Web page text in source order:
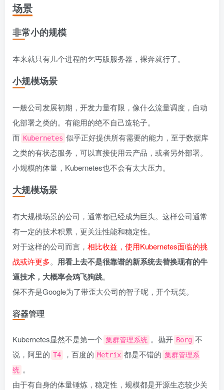
场景
非常小的规模
本来就只有几个进程的乞丐版服务器，裸奔就行了。
小规模场景
一般公司发展初期，开发力量有限，像什么流量调度，自动
化部署之类的。有能用的绝不自己造轮子。
而 Kubernetes 似乎正好提供所有需要的能力，至于数据库
之类的有状态服务，可以直接使用云产品，或者另外部署。
小规模的体量，Kubernetes也不会有太大压力。
大规模场景
有大规模场景的公司，通常都已经成为巨头。这样公司通常
有一定的技术积累，更关注性能和稳定性。
对于这样的公司而言， 相比收益，使用Kubernetes面临的挑
战或许更多。 用看上去不是很靠谱的新系统去替换现有的牛
逼技术，大概率会鸡飞狗跳。
保不齐是Google为了带歪大公司的智子呢，开个玩笑。
容器管理
Kubernetes显然不是第一个 集群管理系统 。抛开 Borg 不
说，阿里的 T4 ，百度的 Metrix 都是不错的 集群管理系
统 。
由于有自身的体量锤炼，稳定性，规模都是开源生态较少关